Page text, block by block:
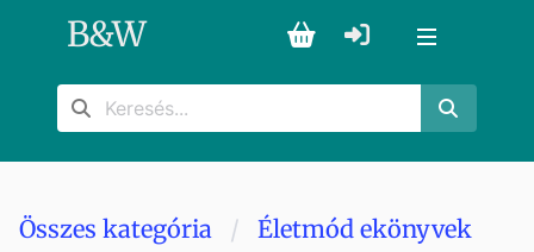
B&W
Összes kategória
Életmód ekönyvek